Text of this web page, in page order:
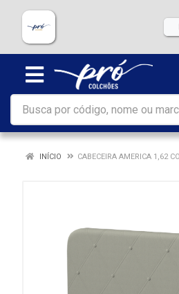
INÍCIO CABECEIRA AMERICA 1,62